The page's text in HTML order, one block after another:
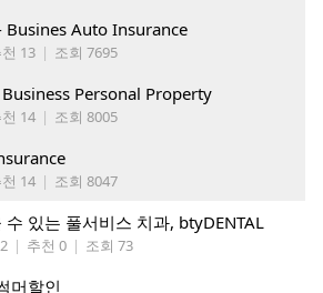
Busines Auto Insurance
13 | 조회 7695
Personal Property
14 | 조회 8005
14 | 조회 8047
있는 풀서비스 치과, btyDENTAL
| 추천 0 | 조회 73
머할인